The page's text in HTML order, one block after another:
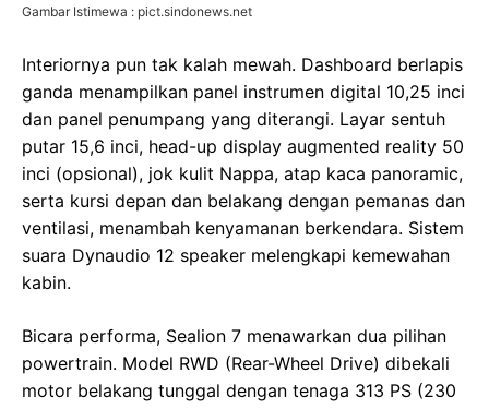
Gambar Istimewa : pict.sindonews.net
Interiornya pun tak kalah mewah. Dashboard berlapis
ganda menampilkan panel instrumen digital 10,25 inci
dan panel penumpang yang diterangi. Layar sentuh
putar 15,6 inci, head-up display augmented reality 50
inci (opsional), jok kulit Nappa, atap kaca panoramic,
serta kursi depan dan belakang dengan pemanas dan
ventilasi, menambah kenyamanan berkendara. Sistem
suara Dynaudio 12 speaker melengkapi kemewahan
kabin.
Bicara performa, Sealion 7 menawarkan dua pilihan
powertrain. Model RWD (Rear-Wheel Drive) dibekali
motor belakang tunggal dengan tenaga 313 PS (230